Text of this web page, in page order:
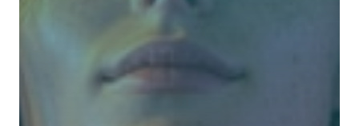
für die Heilung